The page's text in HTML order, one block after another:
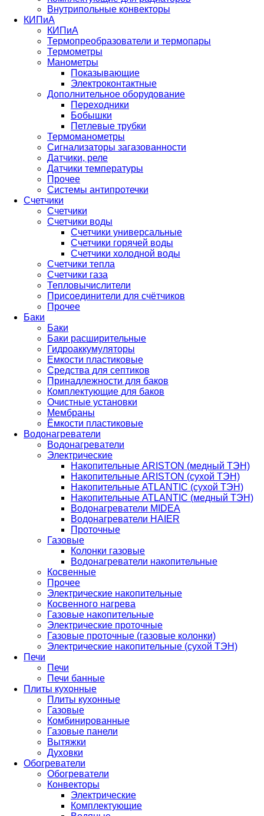
Внутрипольные конвекторы
КИПиА
КИПиА
Термопреобразователи и термопары
Термометры
Манометры
Показывающие
Электроконтактные
Дополнительное оборудование
Переходники
Бобышки
Петлевые трубки
Термоманометры
Сигнализаторы загазованности
Датчики, реле
Датчики температуры
Прочее
Системы антипротечки
Счетчики
Счетчики
Счетчики воды
Счетчики универсальные
Счетчики горячей воды
Счетчики холодной воды
Счетчики тепла
Счетчики газа
Тепловычислители
Присоединители для счётчиков
Прочее
Баки
Баки
Баки расширительные
Гидроаккумуляторы
Емкости пластиковые
Средства для септиков
Принадлежности для баков
Комплектующие для баков
Очистные установки
Мембраны
Ёмкости пластиковые
Водонагреватели
Водонагреватели
Электрические
Накопительные ARISTON (медный ТЭН)
Накопительные ARISTON (сухой ТЭН)
Накопительные ATLANTIC (сухой ТЭН)
Накопительные ATLANTIC (медный ТЭН)
Водонагреватели MIDEA
Водонагреватели HAIER
Проточные
Газовые
Колонки газовые
Водонагреватели накопительные
Косвенные
Прочее
Электрические накопительные
Косвенного нагрева
Газовые накопительные
Электрические проточные
Газовые проточные (газовые колонки)
Электрические накопительные (сухой ТЭН)
Печи
Печи
Печи банные
Плиты кухонные
Плиты кухонные
Газовые
Комбинированные
Газовые панели
Вытяжки
Духовки
Обогреватели
Обогреватели
Конвекторы
Электрические
Комплектующие